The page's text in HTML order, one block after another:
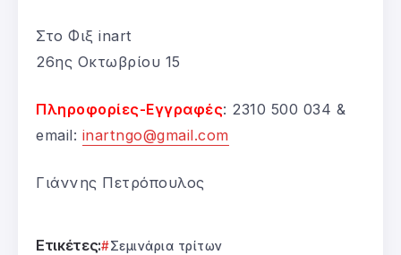
Στο Φιξ inart
26ης Οκτωβρίου 15
Πληροφορίες-Εγγραφές: 2310 500 034 &
email: inartngo@gmail.com
Γιάννης Πετρόπουλος
Ετικέτες: Σεμινάρια τρίτων